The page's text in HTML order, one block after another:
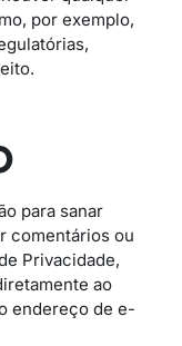
por exemplo,
para sanar
comentários ou
Privacidade,
ao
endereço de e-